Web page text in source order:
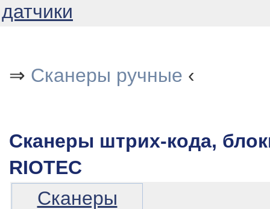
датчики
⇒ Сканеры ручные ‹
Сканеры штрих-кода,
RIOTEC
Сканеры